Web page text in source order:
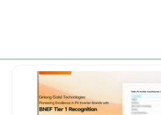
120-430 ولت
230 ولت